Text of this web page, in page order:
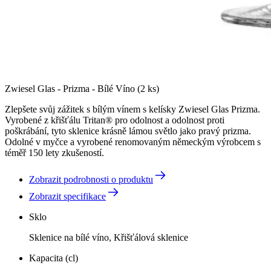
Zwiesel Glas - Prizma - Bílé Víno (2 ks)
Zlepšete svůj zážitek s bílým vínem s kelísky Zwiesel Glas Prizma.
Vyrobené z křišťálu Tritan® pro odolnost a odolnost proti
poškrábání, tyto sklenice krásně lámou světlo jako pravý prizma.
Odolné v myčce a vyrobené renomovaným německým výrobcem s
téměř 150 lety zkušeností.
Zobrazit podrobnosti o produktu
Zobrazit specifikace
Sklo
Sklenice na bílé víno, Křišťálová sklenice
Kapacita (cl)